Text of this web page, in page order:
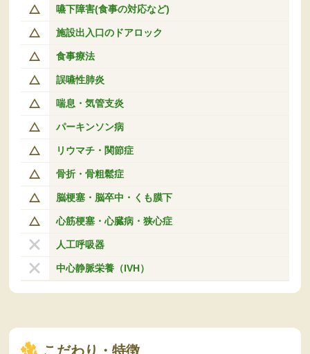
嚥下障害(食事の対応など)
施設出入口のドアロック
食事療法
誤嚥性肺炎
喘息・気管支炎
パーキンソン病
リウマチ・関節症
骨折・骨粗鬆症
脳梗塞・脳卒中・くも膜下
心筋梗塞・心臓病・狭心症
人工呼吸器
中心静脈栄養（IVH）
こだわり・特徴